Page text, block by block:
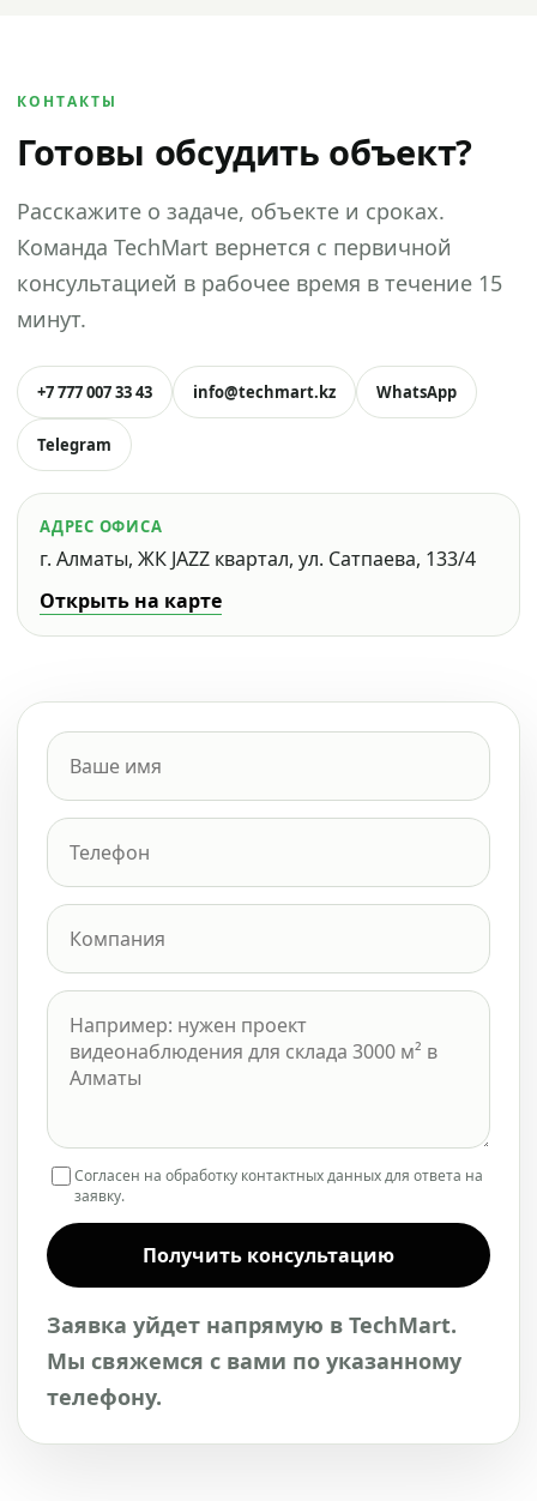
КОНТАКТЫ
Готовы обсудить объект?
Расскажите о задаче, объекте и сроках.
Команда TechMart вернется с первичной
консультацией в рабочее время в течение 15
минут.
+7 777 007 33 43 info@techmart.kz WhatsApp
Telegram
АДРЕС ОФИСА
г. Алматы, ЖК JAZZ квартал, ул. Сатпаева, 133/4
Открыть на карте
Согласен на обработку контактных данных для ответа на
заявку.
Получить консультацию
Заявка уйдет напрямую в TechMart.
Мы свяжемся с вами по указанному
телефону.